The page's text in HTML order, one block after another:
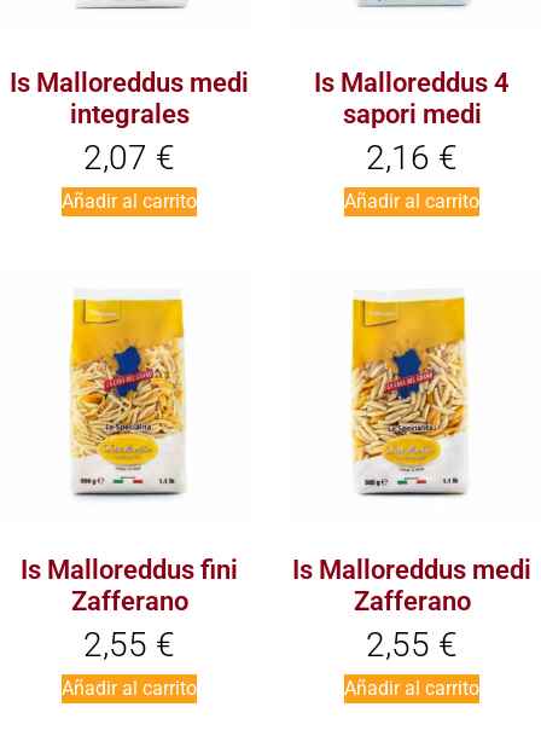
Is Malloreddus medi
integrales
2,07 €
Añadir al carrito
Is Malloreddus 4
sapori medi
2,16 €
Añadir al carrito
Is Malloreddus fini
Zafferano
2,55 €
Añadir al carrito
Is Malloreddus medi
Zafferano
2,55 €
Añadir al carrito